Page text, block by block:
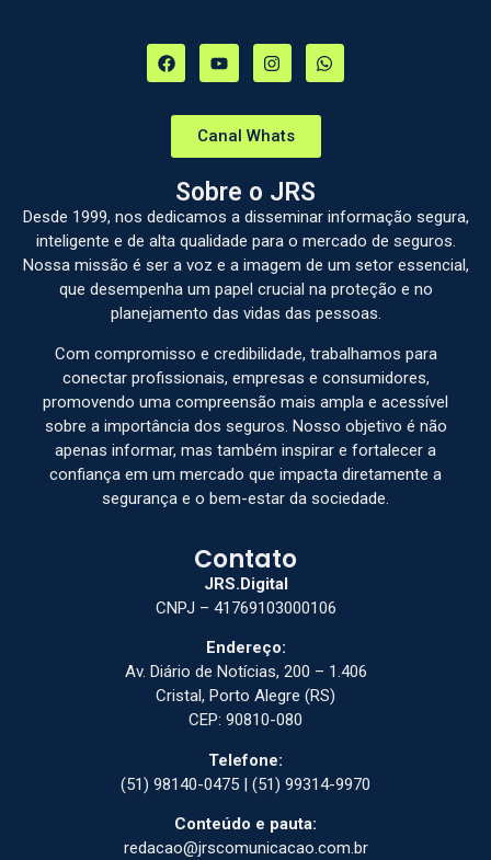
Canal Whats
Sobre o JRS
Desde 1999, nos dedicamos a disseminar informação segura,
inteligente e de alta qualidade para o mercado de seguros.
Nossa missão é ser a voz e a imagem de um setor essencial,
que desempenha um papel crucial na proteção e no
planejamento das vidas das pessoas.
Com compromisso e credibilidade, trabalhamos para
conectar profissionais, empresas e consumidores,
promovendo uma compreensão mais ampla e acessível
sobre a importância dos seguros. Nosso objetivo é não
apenas informar, mas também inspirar e fortalecer a
confiança em um mercado que impacta diretamente a
segurança e o bem-estar da sociedade.
Contato
JRS.Digital
CNPJ – 41769103000106
Endereço:
Av. Diário de Notícias, 200 – 1.406
Cristal, Porto Alegre (RS)
CEP: 90810-080
Telefone:
(51) 98140-0475 | (51) 99314-9970
Conteúdo e pauta:
redacao@jrscomunicacao.com.br